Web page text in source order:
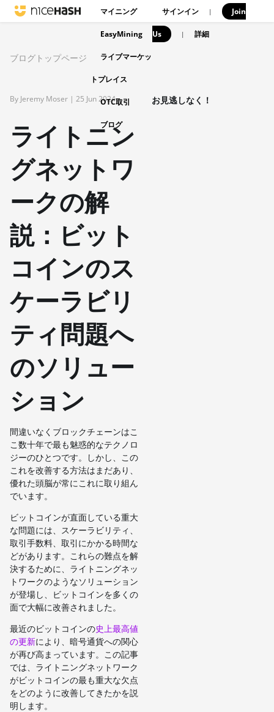
マイニング
EasyMining
ライブマーケッ
トプレイス
OTC取引
ブログ
サインイン | Join
Us | 詳細
ブログトップページ
By Jeremy Moser | 25 Jun 2024
ライトニン
グネットワ
ークの解
説：ビット
コインのス
ケーラビリ
ティ問題へ
のソリュー
ション
間違いなくブロックチェーンはこ
こ数十年で最も魅惑的なテクノロ
ジーのひとつです。しかし、この
これを改善する方法はまだあり、
優れた頭脳が常にこれに取り組ん
でいます。
ビットコインが直面している重大
な問題には、スケーラビリティ、
取引手数料、取引にかかる時間な
どがあります。これらの難点を解
決するために、ライトニングネッ
トワークのようなソリューション
が登場し、ビットコインを多くの
面で大幅に改善されました。
最近のビットコインの史上最高値
の更新により、暗号通貨への関心
が再び高まっています。この記事
では、ライトニングネットワーク
がビットコインの最も重大な欠点
をどのように改善してきたかを説
明します。
お見逃しなく！